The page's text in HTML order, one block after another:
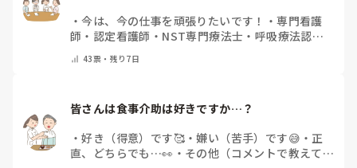
・今は、今の仕事を頑張りたいです！ ・専門看護
師 ・ 認定看護師 ・ NST専門療法士 ・ 呼吸療法認定
内視鏡技師 ・
43票・ 残り7日
皆さんは食事介助は好きですか…？
・好き（得意）です🥰・嫌い（苦手）です😅 ・ 正
直、どちらでも…👀 ・ その他（コメントで教えてく